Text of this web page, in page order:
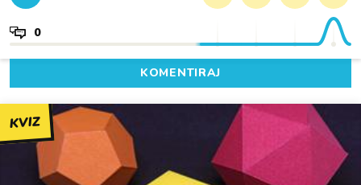
0
KOMENTIRAJ
KVIZ